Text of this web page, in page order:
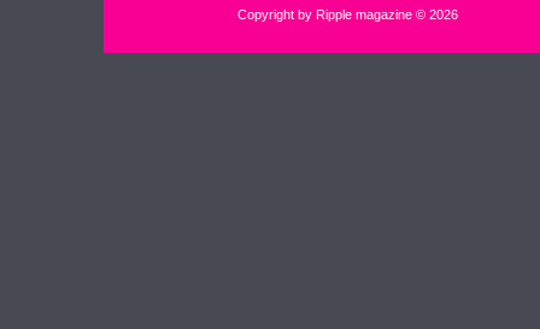
Copyright by Ripple magazine © 2026